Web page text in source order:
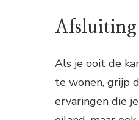
Afsluiting
Als je ooit de
te wonen, grijp
ervaringen die